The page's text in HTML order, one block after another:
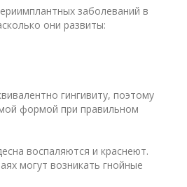
заболеваний в
они развиты:
гингивиту, поэтому
формой при правильном
воспаляются и краснеют.
могут возникать гнойные